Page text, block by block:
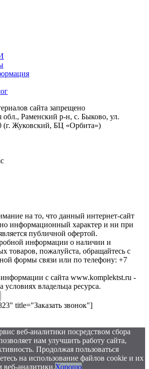
сайта запрещено
обл., Раменский р-н, с. Быково, ул.
(г. Жуковский, БЦ «Орбита»)
на то, что данный интернет-сайт
информационный характер и ни при
публичной офертой.
информации о наличии и
товаров, пожалуйста, обращайтесь с
формы связи или по телефону: +7
с сайта www.komplektst.ru -
условиях владельца ресурса.
title="Заказать звонок"]
веб-аналитики посредством сбора
нам улучшить работу сайта,
Продолжая пользоваться
на использование файлов cookie и их
веб-аналитики.Хорошо